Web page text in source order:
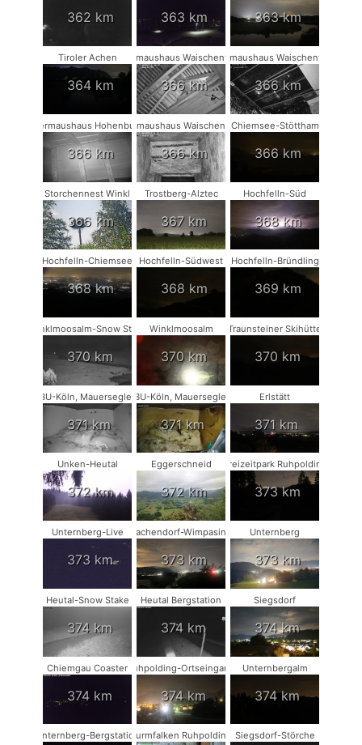
362 km 363 km 363 km
Tiroler Achen
364 km
Fledermaushaus Waischenfeld #2
366 km
Fledermaushaus Waischenfeld #3
366 km
Fledermaushaus Hohenburg #1
366 km
Fledermaushaus Waischenfeld #1
366 km
Chiemsee-Stöttham
366 km
Storchennest Winkl
366 km
Trostberg-Alztec
367 km
Hochfelln-Süd
368 km
Hochfelln-Chiemsee
368 km
Hochfelln-Südwest
368 km
Hochfelln-Bründling
369 km
Winklmoosalm-Snow Stake
370 km
Winklmoosalm
370 km
Traunsteiner Skihütte
370 km
NABU-Köln, Mauersegler #2
371 km
NABU-Köln, Mauersegler #1
371 km
Erlstätt
371 km
Unken-Heutal
372 km
Eggerschneid
372 km
Freizeitpark Ruhpolding
373 km
Unternberg-Live
373 km
Vachendorf-Wimpasing
373 km
Unternberg
373 km
Heutal-Snow Stake
374 km
Heutal Bergstation
374 km
Siegsdorf
374 km
Chiemgau Coaster
374 km
Ruhpolding-Ortseingang
374 km
Unternbergalm
374 km
Unternberg-BergstationTurmfalken Ruhpolding Siegsdorf-Störche